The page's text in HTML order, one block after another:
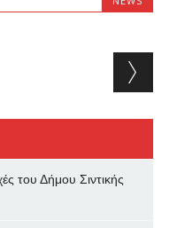
του Δήμου Σιντικής